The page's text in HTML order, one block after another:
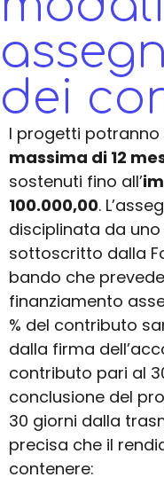
dei
I progetti potranno
massima di 12
sostenuti fino all’
100.000,00.
disciplinata da
sottoscritto dalla
bando che
finanziamento
% del contributo
dalla firma
contributo pari al
conclusione del
30 giorni dalla
precisa che il
contenere: